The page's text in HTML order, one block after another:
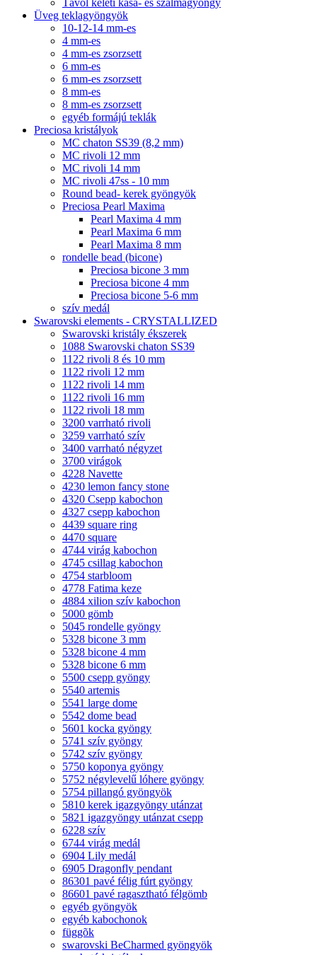
Távol keleti kása- és szalmagyöngy
Üveg teklagyöngyök
10-12-14 mm-es
4 mm-es
4 mm-es zsorzsett
6 mm-es
6 mm-es zsorzsett
8 mm-es
8 mm-es zsorzsett
egyéb formájú teklák
Preciosa kristályok
MC chaton SS39 (8,2 mm)
MC rivoli 12 mm
MC rivoli 14 mm
MC rivoli 47ss - 10 mm
Round bead- kerek gyöngyök
Preciosa Pearl Maxima
Pearl Maxima 4 mm
Pearl Maxima 6 mm
Pearl Maxima 8 mm
rondelle bead (bicone)
Preciosa bicone 3 mm
Preciosa bicone 4 mm
Preciosa bicone 5-6 mm
szív medál
Swarovski elements - CRYSTALLIZED
Swarovski kristály ékszerek
1088 Swarovski chaton SS39
1122 rivoli 8 és 10 mm
1122 rivoli 12 mm
1122 rivoli 14 mm
1122 rivoli 16 mm
1122 rivoli 18 mm
3200 varrható rivoli
3259 varrható szív
3400 varrható négyzet
3700 virágok
4228 Navette
4230 lemon fancy stone
4320 Csepp kabochon
4327 csepp kabochon
4439 square ring
4470 square
4744 virág kabochon
4745 csillag kabochon
4754 starbloom
4778 Fatima keze
4884 xilion szív kabochon
5000 gömb
5045 rondelle gyöngy
5328 bicone 3 mm
5328 bicone 4 mm
5328 bicone 6 mm
5500 csepp gyöngy
5540 artemis
5541 large dome
5542 dome bead
5601 kocka gyöngy
5741 szív gyöngy
5742 szív gyöngy
5750 koponya gyöngy
5752 négylevelű lóhere gyöngy
5754 pillangó gyöngyök
5810 kerek igazgyöngy utánzat
5821 igazgyöngy utánzat csepp
6228 szív
6744 virág medál
6904 Lily medál
6905 Dragonfly pendant
86301 pavé félig fúrt gyöngy
86601 pavé ragasztható félgömb
egyéb gyöngyök
egyéb kabochonok
függõk
swarovski BeCharmed gyöngyök